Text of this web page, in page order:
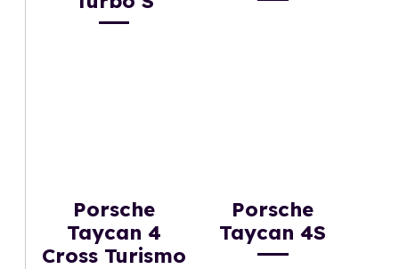
Porsche
Taycan 4
Cross Turismo
Porsche
Taycan 4S